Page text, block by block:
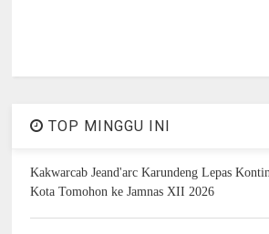
TOP MINGGU INI
Kakwarcab Jeand'arc Karundeng Lepas
Kota Tomohon ke Jamnas XII 2026